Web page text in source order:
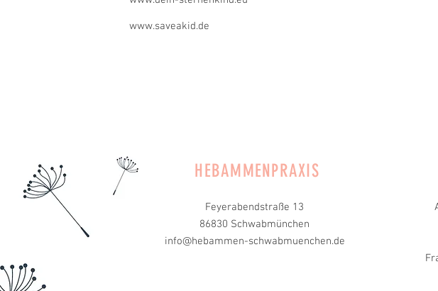
www.saveakid.de
HEBAMMENPRAXIS
Feyerabendstraße 13
86830 Schwabmünchen
info@hebammen-schwabmuenchen.de